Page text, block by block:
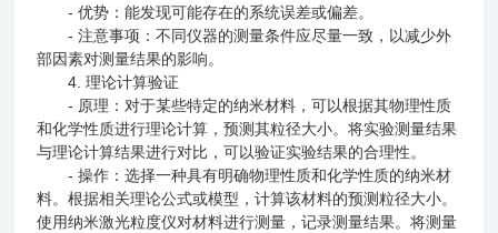
- 优势：能发现可能存在的系统误差或偏差。
- 注意事项：不同仪器的测量条件应尽量一致，以减少外
部因素对测量结果的影响。
4. 理论计算验证
- 原理：对于某些特定的纳米材料，可以根据其物理性质
和化学性质进行理论计算，预测其粒径大小。将实验测量结果
与理论计算结果进行对比，可以验证实验结果的合理性。
- 操作：选择一种具有明确物理性质和化学性质的纳米材
料。根据相关理论公式或模型，计算该材料的预测粒径大小。
使用纳米激光粒度仪对材料进行测量，记录测量结果。将测量